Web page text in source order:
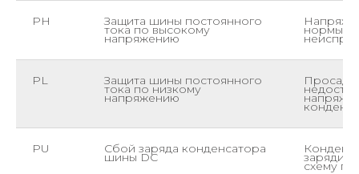
PH Защита шины постоянного
тока по высокому
напряжению
нормы.
PL Защита шины постоянного
тока по низкому
напряжению
PU Сбой заряда конденсатора
шины DC
схему